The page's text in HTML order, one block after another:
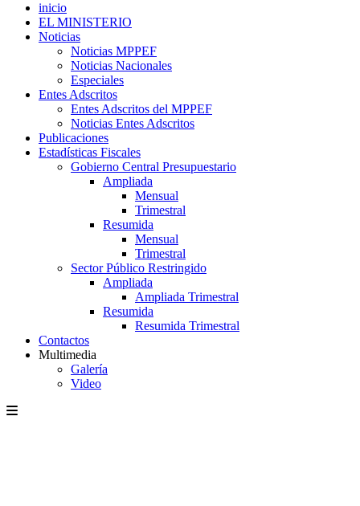
inicio
EL MINISTERIO
Noticias
Noticias MPPEF
Noticias Nacionales
Especiales
Entes Adscritos
Entes Adscritos del MPPEF
Noticias Entes Adscritos
Publicaciones
Estadísticas Fiscales
Gobierno Central Presupuestario
Ampliada
Mensual
Trimestral
Resumida
Mensual
Trimestral
Sector Público Restringido
Ampliada
Ampliada Trimestral
Resumida
Resumida Trimestral
Contactos
Multimedia
Galería
Video